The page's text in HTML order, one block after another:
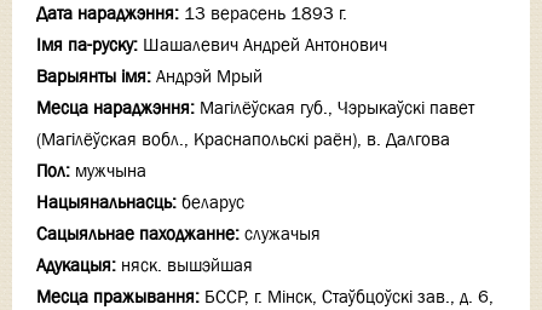
Дата нараджэння: 13 верасень 1893 г.
Імя па-руску: Шашалевич Андрей Антонович
Варыянты імя: Андрэй Мрый
Месца нараджэння: Магілёўская губ., Чэрыкаўскі павет
(Магілёўская вобл., Краснапольскі раён), в. Далгова
Пол: мужчына
Нацыянальнасць: беларус
Сацыяльнае паходжанне: служачыя
Адукацыя: няск. вышэйшая
Месца пражывання: БССР, г. Мінск, Стаўбцоўскі зав., д. 6,